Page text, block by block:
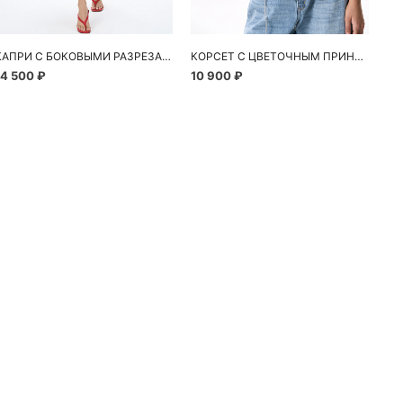
КАПРИ С БОКОВЫМИ РАЗРЕЗАМИ
500 ₽
КОРСЕТ С ЦВЕТОЧНЫМ ПРИНТОМ
10 900 ₽